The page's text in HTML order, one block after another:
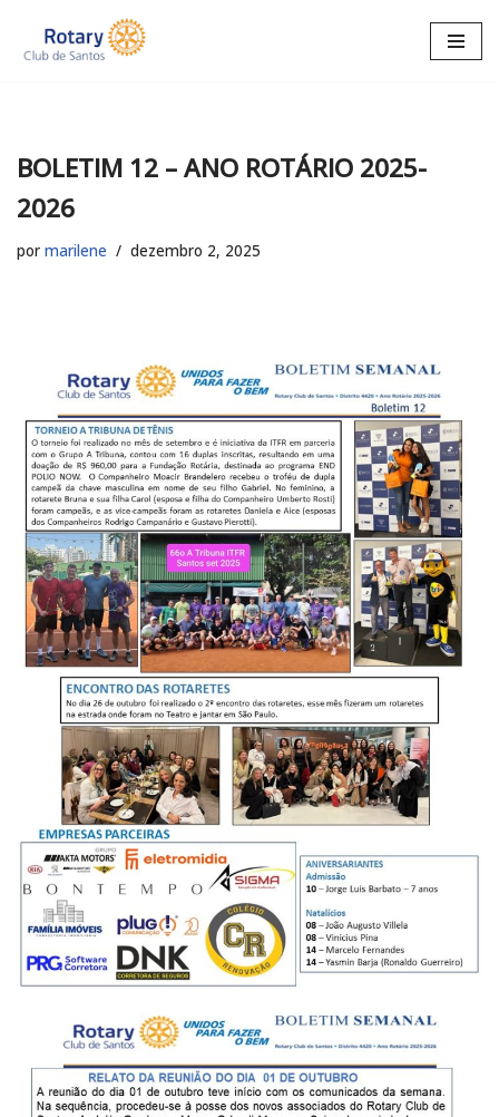
Pular
BOLETIM 12 – ANO ROTÁRIO 2025-
2026
por marilene dezembro 2, 2025